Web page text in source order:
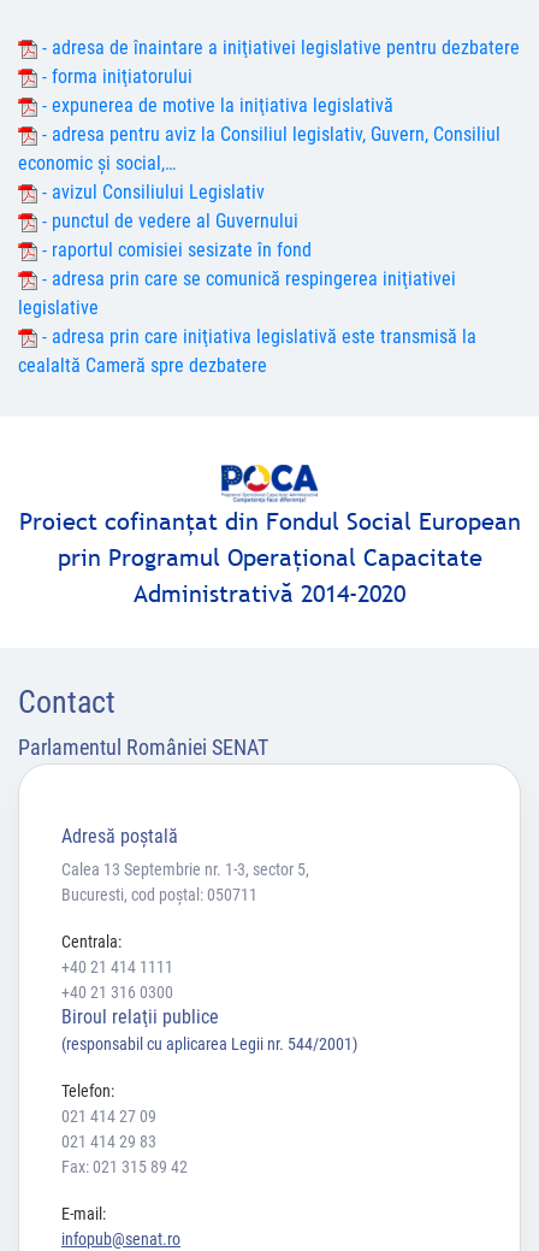
- adresa de înaintare a iniţiativei legislative pentru dezbatere
- forma iniţiatorului
- expunerea de motive la iniţiativa legislativă
- adresa pentru aviz la Consiliul legislativ, Guvern, Consiliul
economic şi social,…
- avizul Consiliului Legislativ
- punctul de vedere al Guvernului
- raportul comisiei sesizate în fond
- adresa prin care se comunică respingerea iniţiativei
legislative
- adresa prin care iniţiativa legislativă este transmisă la
cealaltă Cameră spre dezbatere
Proiect cofinanţat din Fondul Social European
prin Programul Operaţional Capacitate
Administrativă 2014-2020
Contact
Parlamentul României SENAT
Adresă poştală
Calea 13 Septembrie nr. 1-3, sector 5,
Bucuresti, cod poștal: 050711
Centrala:
+40 21 414 1111
+40 21 316 0300
Biroul relaţii publice
(responsabil cu aplicarea Legii nr. 544/2001)
Telefon:
021 414 27 09
021 414 29 83
Fax: 021 315 89 42
E-mail:
infopub@senat.ro